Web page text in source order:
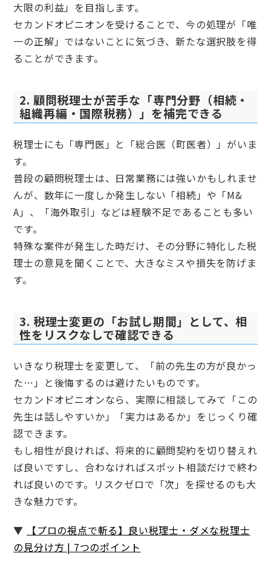
大限の利益」を目指します。
セカンドオピニオンを受けることで、今の処理が「唯
一の正解」ではないことに気づき、新たな選択肢を得
ることができます。
2. 顧問税理士が苦手な「専門分野（相続・
組織再編・国際税務）」を補完できる
税理士にも「専門医」と「総合医（町医者）」がいま
す。
普段の顧問税理士は、日常業務には強いかもしれませ
んが、数年に一度しか発生しない「相続」や「M&
A」、「海外取引」などは経験不足であることも多い
です。
特殊な案件が発生した時だけ、その分野に特化した税
理士の意見を聞くことで、大きなミスや損失を防げま
す。
3. 税理士変更の「お試し期間」として、相
性をリスクなしで確認できる
いきなり税理士を変更して、「前の先生の方が良かっ
た…」と後悔するのは避けたいものです。
セカンドオピニオンなら、実際に相談してみて「この
先生は話しやすいか」「実力はあるか」をじっくり確
認できます。
もし相性が良ければ、将来的に顧問契約を切り替えれ
ば良いですし、合わなければスポット相談だけで終わ
れば良いのです。リスクゼロで「次」を探せるのも大
きな魅力です。
▼
【プロの視点で斬る】良い税理士・ダメな税理士
の見分け方 | 7つのポイント